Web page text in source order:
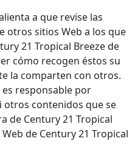
a que revise las
otros sitios Web a los que
21 Tropical Breeze de
cómo recogen éstos su
la comparten con otros.
es responsable por
otros contenidos que se
de Century 21 Tropical
de Century 21 Tropical